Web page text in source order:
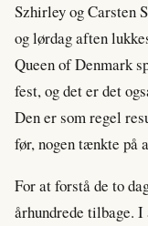
Szhirley og Carsten
og lørdag aften
Queen of Denmark
fest, og det er det
Den er som regel
før, nogen tænkte på
For at forstå de to
århundrede tilbage.